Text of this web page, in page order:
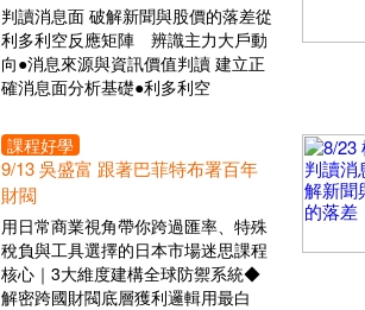
判讀消息面 破解新聞與股價的落差從
利多利空反應矩陣 辨識主力大戶動
向●消息來源與資訊價值判讀 建立正
確消息面分析基礎●利多利空
課程好學
9/13 吳盛富 跟著巴菲特布署百年
財閥
用日常商業視角帶你跨過匯率、特殊
稅負與工具選擇的日本市場迷思課程
核心｜3大維度建構全球防禦系統◆
解密跨國財閥底層獲利邏輯用最白